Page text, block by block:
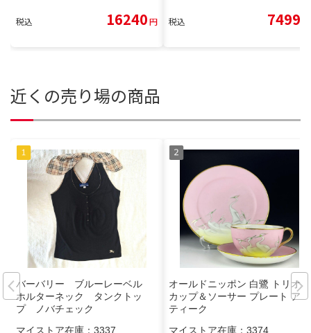
税込 16240円 税込 7499
近くの売り場の商品
バーバリー ブルーレーベル
ホルターネック タンクトッ
プ ノバチェック
マイストア在庫： 3337
オールドニッポン 白鷺 トリオ
カップ＆ソーサー プレート アン
ティーク
マイストア在庫： 3374